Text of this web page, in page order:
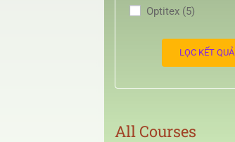
Optitex (5)
LỌC KẾT QUẢ
All Courses